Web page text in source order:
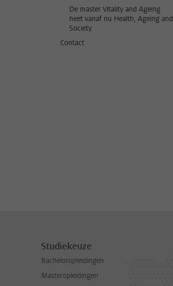
De master Vitality and Ageing
heet vanaf nu Health, Ageing and
Society.
Contact
Studiekeuze
Bacheloropleidingen
Masteropleidingen